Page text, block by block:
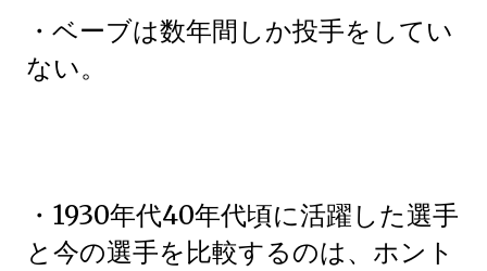
・ベーブは数年間しか投手をしてい
ない。
・1930年代40年代頃に活躍した選手
と今の選手を比較するのは、ホント